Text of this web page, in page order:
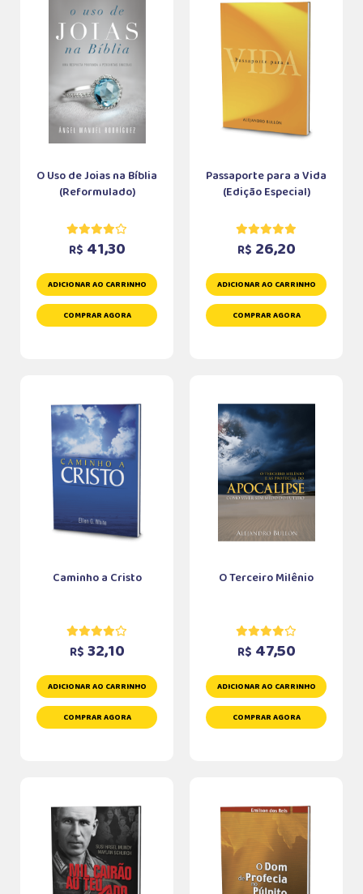
O Uso de Joias na Bíblia
(Reformulado)
R$ 41,30
ADICIONAR AO CARRINHO
COMPRAR AGORA
Passaporte para a Vida
(Edição Especial)
R$ 26,20
ADICIONAR AO CARRINHO
COMPRAR AGORA
Caminho a Cristo
R$ 32,10
ADICIONAR AO CARRINHO
COMPRAR AGORA
O Terceiro Milênio
R$ 47,50
ADICIONAR AO CARRINHO
COMPRAR AGORA